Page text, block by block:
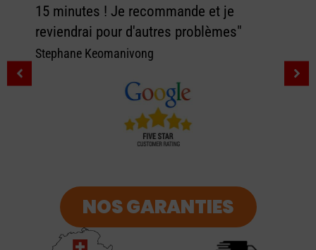
15 minutes ! Je recommande et je
reviendrai pour d'autres problèmes"
Stephane Keomanivong
NOS GARANTIES